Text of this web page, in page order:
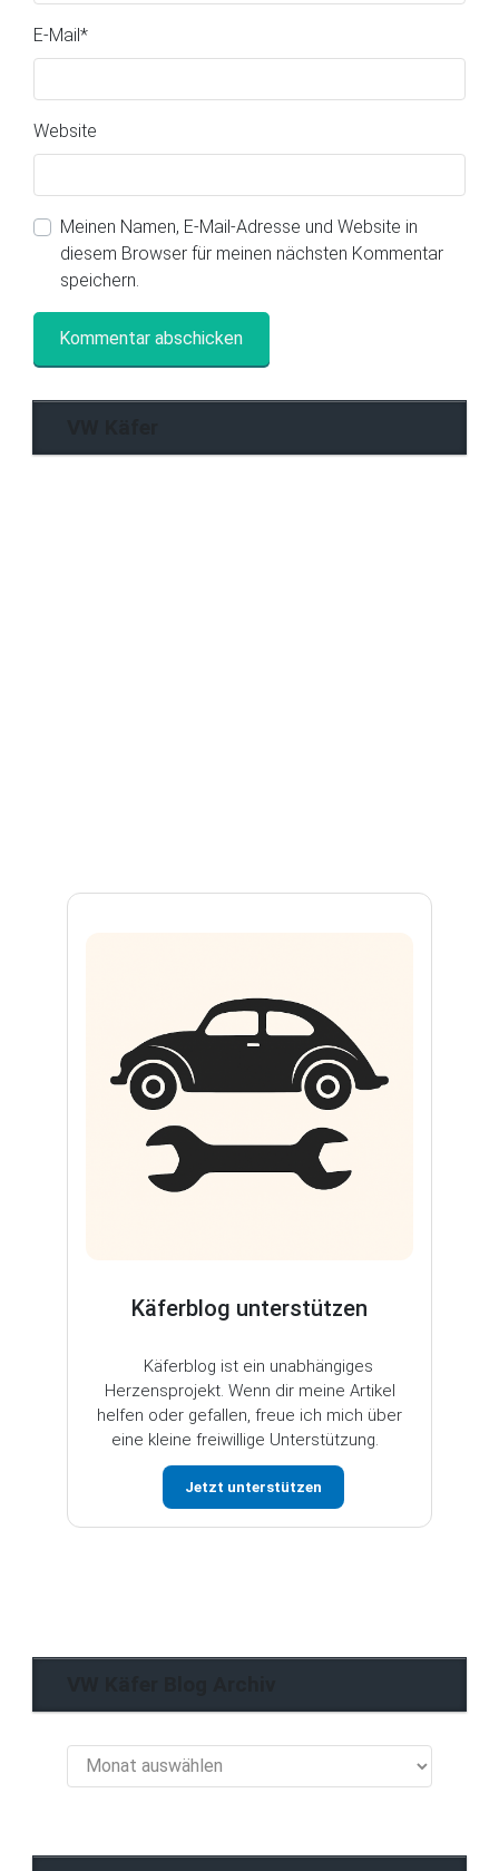
E-Mail*
Website
Meinen Namen, E-Mail-Adresse und Website in
diesem Browser für meinen nächsten Kommentar
speichern.
Käferblog unterstützen
Käferblog ist ein unabhängiges
Herzensprojekt. Wenn dir meine Artikel
helfen oder gefallen, freue ich mich über
eine kleine freiwillige Unterstützung.
Jetzt unterstützen
Käfer